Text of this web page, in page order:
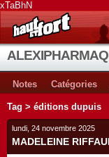
xTaBhN
Notes Catégories
Tag > éditions dupuis
lundi, 24 novembre 2025
MADELEINE